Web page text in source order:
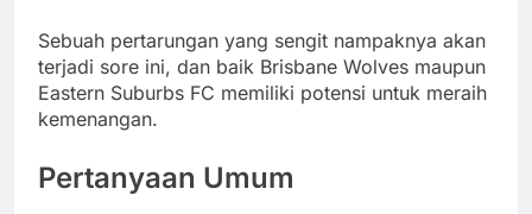
Sebuah pertarungan yang sengit nampaknya akan
terjadi sore ini, dan baik Brisbane Wolves maupun
Eastern Suburbs FC memiliki potensi untuk meraih
kemenangan.
Pertanyaan Umum